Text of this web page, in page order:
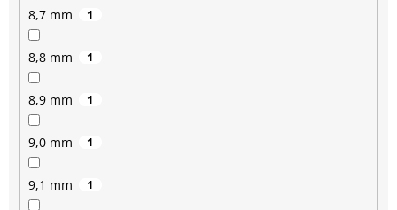
8,7 mm 1
8,8 mm 1
8,9 mm 1
9,0 mm 1
9,1 mm 1